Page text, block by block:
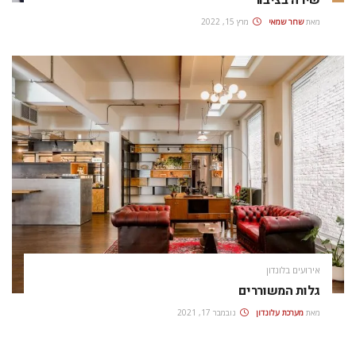
מאת שחר שמאי מרץ 15, 2022
אירועים בלונדון
גלות המשוררים
מאת מערכת עלונדון נובמבר 17, 2021